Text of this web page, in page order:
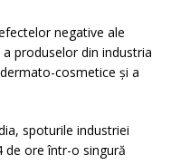
negative ale
produselor din industria
cosmetice și a
spoturile industriei
de ore într-o singură